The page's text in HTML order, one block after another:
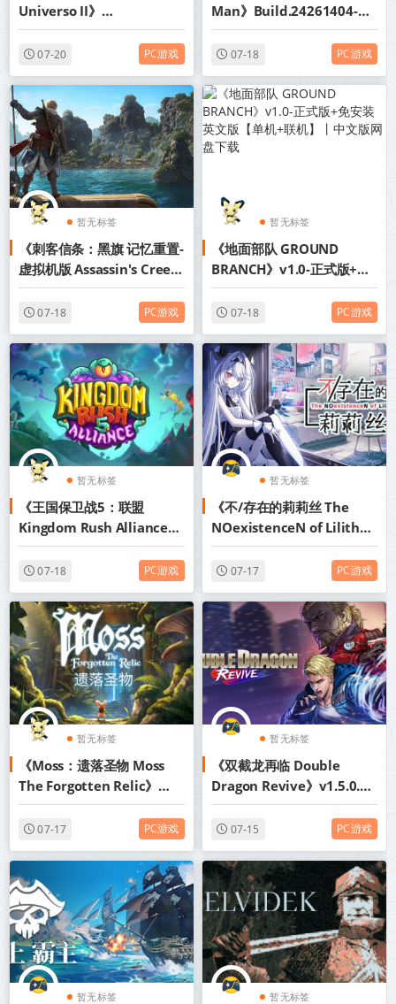
Universo II》
Build.24258487-免安装中
文版丨中文版网盘下载
07-20 PC游戏
Man》Build.24261404-免
安装中文版丨中文版网盘下
载 07-18 PC游戏
暂无标签
《刺客信条：黑旗 记忆重置-
虚拟机版 Assassin's Creed
Black Flag Resynced》
v1.0.4-免安装中文版丨中文
07-18 PC游戏
暂无标签
《地面部队 GROUND
BRANCH》v1.0-正式版+免
安装英文版【单机+联机】丨
中文版网盘下载
07-18 PC游戏
暂无标签
《王国保卫战5：联盟
Kingdom Rush Alliance》
v7.00.62-全DLC免安装中文
版【PC/手机双端】丨中文版
07-18 PC游戏
暂无标签
《不/存在的莉莉丝 The
NOexistenceN of Lilith》
Build.24242545-免安装中
文版丨中文版网盘下载
07-17 PC游戏
暂无标签
《Moss：遗落圣物 Moss
The Forgotten Relic》
Build.24194542-免安装中
文版丨中文版网盘下载
07-17 PC游戏
暂无标签
《双截龙再临 Double
Dragon Revive》v1.5.0.0-
豪华版+全DLC+免安装中文
版【单机+联机】丨中文版网
07-15 PC游戏
暂无标签 暂无标签